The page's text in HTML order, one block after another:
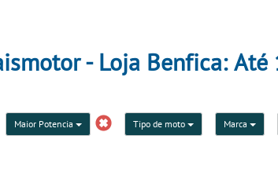
- Loja Benfica:
Maior Potencia Tipo de moto Marca